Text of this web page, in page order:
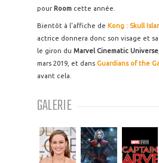
pour Room cette année.
Bientôt à l'affiche de Kong : Skull
actrice donnera donc son visage et sa
le giron du Marvel Cinematic Universe
mars 2019, et dans Guardians of the
avant cela.
GALERIE